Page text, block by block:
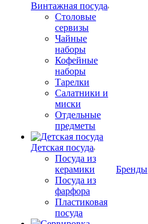
Винтажная посуда
Столовые
сервизы
Чайные
наборы
Кофейные
наборы
Тарелки
Салатники и
миски
Отдельные
предметы
Детская посуда
Посуда из
керамики
Посуда из
фарфора
Пластиковая
посуда
Бренды